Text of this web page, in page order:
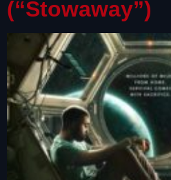
(“Stowaway”)